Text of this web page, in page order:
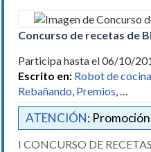
Concurso de recetas de
Participa hasta el 06/10/
Escrito en: Robot de cocina
Rebañando, Premios, …
ATENCIÓN:
I CONCURSO DE